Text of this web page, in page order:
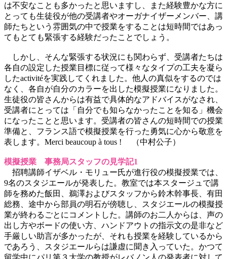
は不安なことも多かったと思いますし、また経験豊かな方に
とっても生徒役が他の受講者やオーガナイザーメンバー、講
師たちという雰囲気の中で授業をすることは短時間ではあっ
てもとても緊張する経験だったことでしょう。
しかし、そんな緊張する状況にも関わらず、受講者たちは
各自の設定した授業目標に従って様々なタイプの工夫を凝ら
したactivitéを実践してくれました。他人の真似をするのでは
なく、各自が自分のカラーを出した模擬授業になりました。
生徒役の皆さんからは有益で具体的なアドバイスがなされ、
受講者にとっては「自分でも知らなかったことを知る」機会
になったことと思います。受講者の皆さんの短時間での授業
準備と、フランス語で模擬授業を行った勇気に心から敬意を
表します。Merci beaucoup à tous ! （中村公子）
模擬授業 事務局スタッフの見学記1
招聘講師イザベル・モリュー氏が進行役の模擬授業では、
9名のスタジエールが発表した。教室では本スタージュで講
師を務めた飯田、鵜澤およびスタッフから鈴木幹事長、有田
総務、途中から部員の明石が傍聴し、スタジエールの模擬授
業が終わるごとにコメントした。講師のお二人からは、声の
出し方やボードの使い方、ハンドアウトの指示文の是非など
手厳しい助言が多かったが、それも授業を経験しているから
であろう、スタジエールらは謙虚に聞き入っていた。かつて